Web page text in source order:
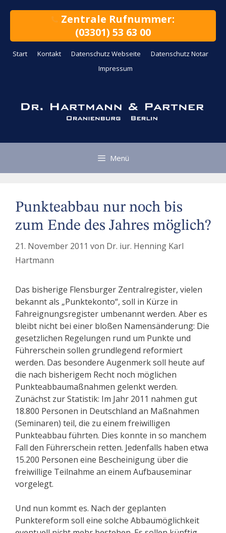
Zentrale Rufnummer:
(03301) 53 63 00
Start Kontakt Datenschutz Webseite
Datenschutz Notar
Impressum
Menü
Punkteabbau nur noch bis
zum Ende des Jahres möglich?
21. November 2011 von Dr. iur. Henning Karl
Hartmann
Das bisherige Flensburger Zentralregister, vielen
bekannt als „Punktekonto“, soll in Kürze in
Fahreignungsregister umbenannt werden. Aber es
bleibt nicht bei einer bloßen Namensänderung: Die
gesetzlichen Regelungen rund um Punkte und
Führerschein sollen grundlegend reformiert
werden. Das besondere Augenmerk soll heute auf
die nach bisherigem Recht noch möglichen
Punkteabbaumaßnahmen gelenkt werden.
Zunächst zur Statistik: Im Jahr 2011 nahmen gut
18.800 Personen in Deutschland an Maßnahmen
(Seminaren) teil, die zu einem freiwilligen
Punkteabbau führten. Dies konnte in so manchem
Fall den Führerschein retten. Jedenfalls haben etwa
15.200 Personen eine Bescheinigung über die
freiwillige Teilnahme an einem Aufbauseminar
vorgelegt.
Und nun kommt es. Nach der geplanten
Punktereform soll eine solche Abbaumöglichkeit